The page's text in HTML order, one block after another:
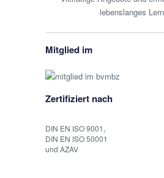
lebenslanges
Mitglied im
Zertifiziert nach
DIN EN ISO 9001,
DIN EN ISO 50001
und AZAV